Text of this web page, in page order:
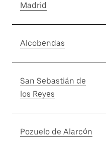
Madrid
Alcobendas
San Sebastián de
los Reyes
Pozuelo de Alarcón